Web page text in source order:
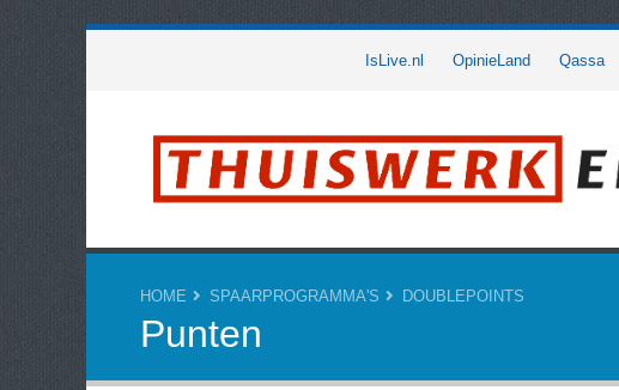
IsLive.nl OpinieLand Qassa
HOME SPAARPROGRAMMA'S DOUBLEPOINTS
Punten